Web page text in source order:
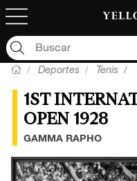
Deportes Tenis
1ST
OPEN 1928
GAMMA RAPHO